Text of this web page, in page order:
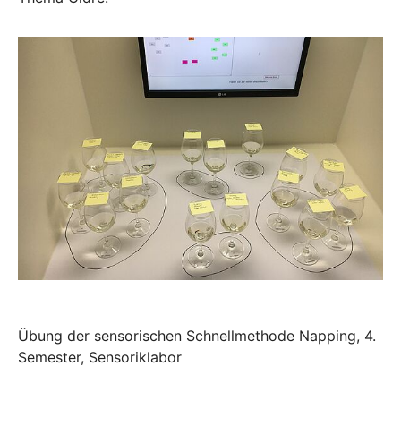
Übung der sensorischen Schnellmethode Napping, 4.
Semester, Sensoriklabor